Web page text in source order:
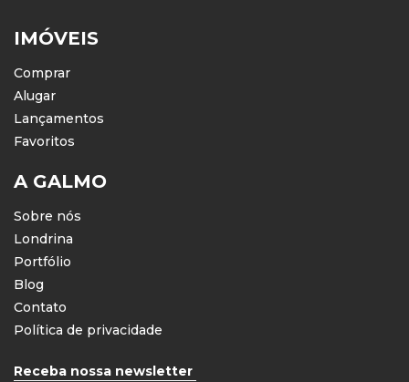
IMÓVEIS
Comprar
Alugar
Lançamentos
Favoritos
A GALMO
Sobre nós
Londrina
Portfólio
Blog
Contato
Política de privacidade
Receba nossa newsletter